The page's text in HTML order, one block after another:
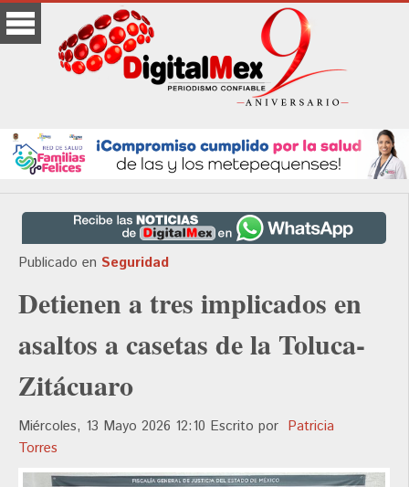
Publicado en Seguridad
Detienen a tres implicados en
asaltos a casetas de la Toluca-
Zitácuaro
Miércoles, 13 Mayo 2026 12:10 Escrito por Patricia
Torres